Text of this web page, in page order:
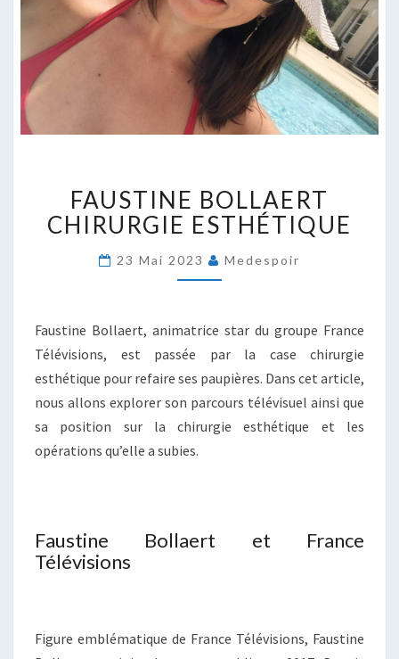
BOLLAERT
CHIRURGIE
ESTHÉTIQUE
FAUSTINE BOLLAERT
CHIRURGIE ESTHÉTIQUE
23 Mai 2023 Medespoir
Faustine Bollaert, animatrice star du groupe France
Télévisions, est passée par la case chirurgie
esthétique pour refaire ses paupières. Dans cet article,
nous allons explorer son parcours télévisuel ainsi que
sa position sur la chirurgie esthétique et les
opérations qu’elle a subies.
Faustine Bollaert et France
Télévisions
Figure emblématique de France Télévisions, Faustine